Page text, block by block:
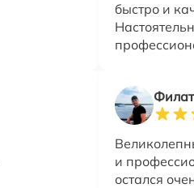
быстро и
и
остался